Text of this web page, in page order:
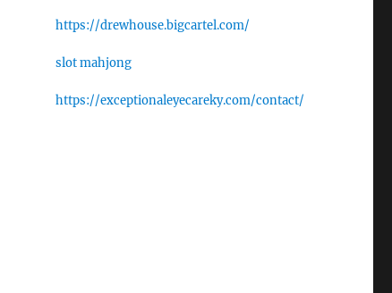
https://drewhouse.bigcartel.com/
slot mahjong
https://exceptionaleyecareky.com/contact/